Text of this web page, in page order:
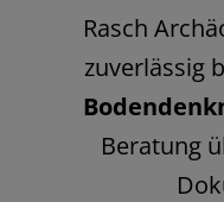
Rasch
zuverlässig
Beratung